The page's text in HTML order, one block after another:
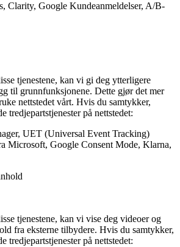
Clarity, Google Kundeanmeldelser, A/B-
tjenestene, kan vi gi deg ytterligere
til grunnfunksjonene. Dette gjør det mer
nettstedet vårt. Hvis du samtykker,
tredjepartstjenester på nettstedet:
UET (Universal Event Tracking)
Microsoft, Google Consent Mode, Klarna,
tjenestene, kan vi vise deg videoer og
fra eksterne tilbydere. Hvis du samtykker,
tredjepartstjenester på nettstedet: